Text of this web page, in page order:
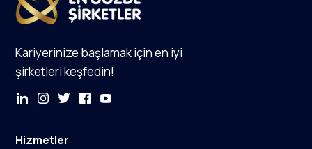
Kariyerinize başlamak için en iyi
şirketleri keşfedin!
Hizmetler